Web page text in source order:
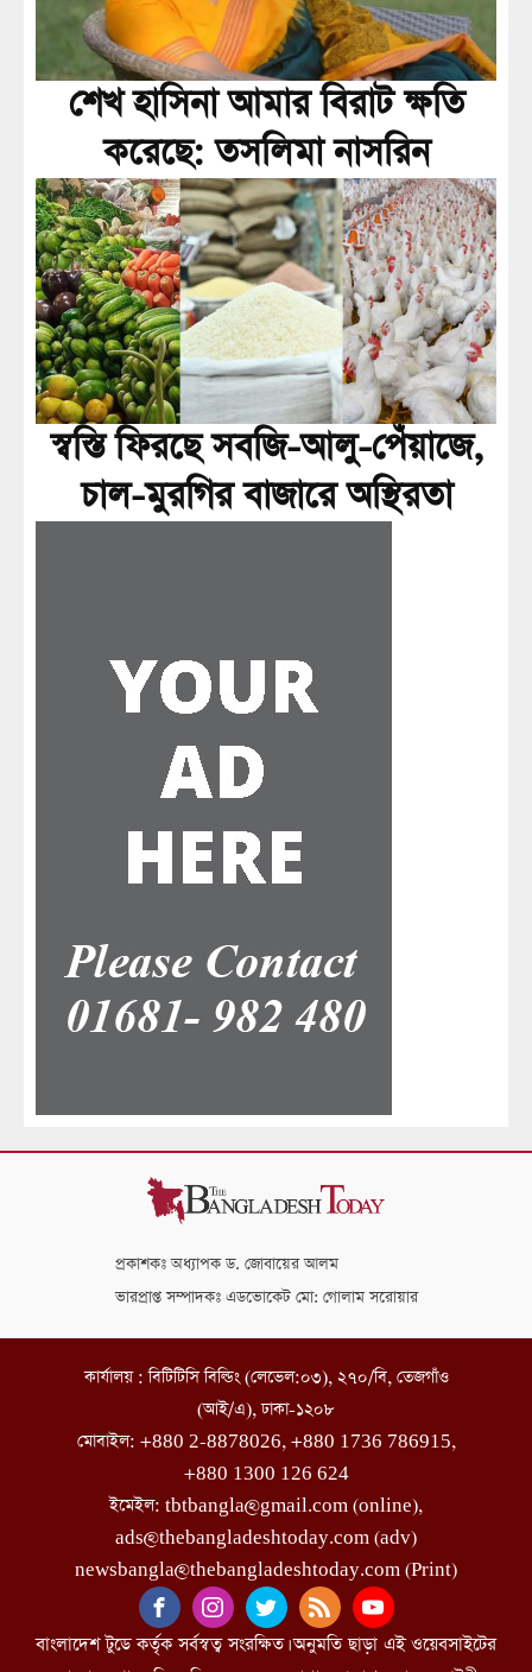
শেখ হাসিনা আমার বিরাট ক্ষতি
করেছে: তসলিমা নাসরিন
স্বস্তি ফিরছে সবজি-আলু-পেঁয়াজে,
চাল-মুরগির বাজারে অস্থিরতা
প্রকাশকঃ অধ্যাপক ড. জোবায়ের আলম
ভারপ্রাপ্ত সম্পাদকঃ এডভোকেট মো: গোলাম সরোয়ার
কার্যালয় : বিটিটিসি বিল্ডিং (লেভেল:০৩), ২৭০/বি, তেজগাঁও
(আই/এ), ঢাকা-১২০৮
মোবাইল: +880 2-8878026, +880 1736 786915,
+880 1300 126 624
ইমেইল: tbtbangla@gmail.com (online),
ads@thebangladeshtoday.com (adv)
newsbangla@thebangladeshtoday.com (Print)
বাংলাদেশ টুডে কর্তৃক সর্বস্বত্ব সংরক্ষিত। অনুমতি ছাড়া এই ওয়েবসাইটের